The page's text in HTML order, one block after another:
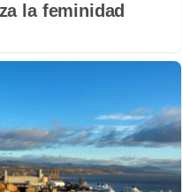
la feminidad